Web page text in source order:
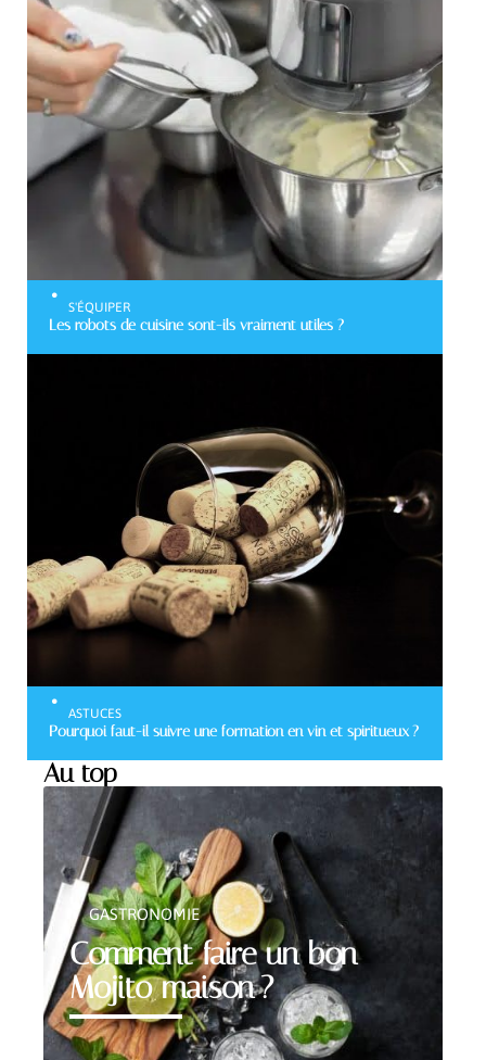
S'ÉQUIPER
Les robots de cuisine sont-ils vraiment utiles ?
ASTUCES
Pourquoi faut-il suivre une formation en vin et spiritueux ?
Au top
Comment faire un bon
Mojito maison ?
GASTRONOMIE